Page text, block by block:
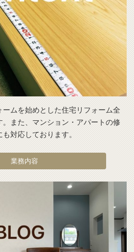
ームを始めとした住宅リフォーム全
また、マンション・アパートの修
対応しております。
業務内容